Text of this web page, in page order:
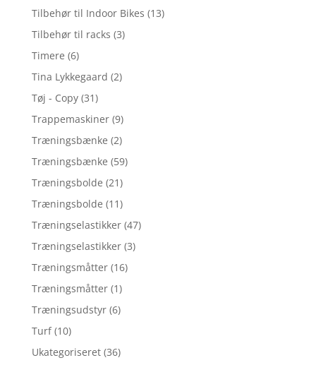
Tilbehør til Indoor Bikes (13)
Tilbehør til racks (3)
Timere (6)
Tina Lykkegaard (2)
Tøj - Copy (31)
Trappemaskiner (9)
Træningsbænke (2)
Træningsbænke (59)
Træningsbolde (21)
Træningsbolde (11)
Træningselastikker (47)
Træningselastikker (3)
Træningsmåtter (16)
Træningsmåtter (1)
Træningsudstyr (6)
Turf (10)
Ukategoriseret (36)